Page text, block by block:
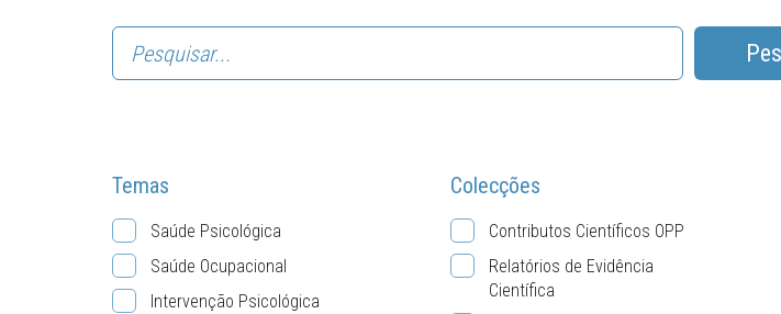
Temas
Saúde Psicológica
Saúde Ocupacional
Intervenção Psicológica
Colecções
Contributos Científicos OPP
Relatórios de Evidência
Científica